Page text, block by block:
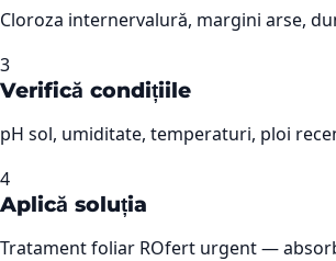
Cloroza internervalură, margini arse,
3
Verifică condițiile
pH sol, umiditate, temperaturi, ploi
4
Aplică soluția
Tratament foliar ROfert urgent —